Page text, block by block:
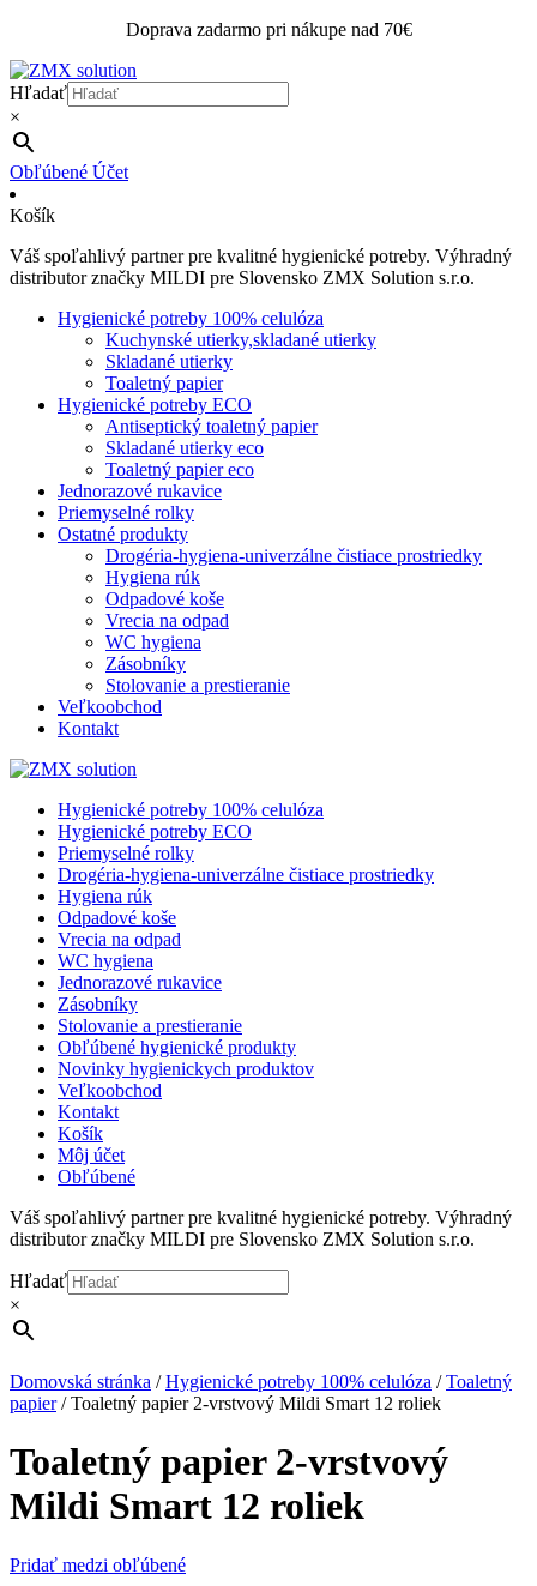
Doprava zadarmo pri nákupe nad 70€
Hľadať
×
Obľúbené Účet
Košík
Váš spoľahlivý partner pre kvalitné hygienické potreby. Výhradný
distributor značky MILDI pre Slovensko ZMX Solution s.r.o.
Hygienické potreby 100% celulóza
Kuchynské utierky,skladané utierky
Skladané utierky
Toaletný papier
Hygienické potreby ECO
Antiseptický toaletný papier
Skladané utierky eco
Toaletný papier eco
Jednorazové rukavice
Priemyselné rolky
Ostatné produkty
Drogéria-hygiena-univerzálne čistiace prostriedky
Hygiena rúk
Odpadové koše
Vrecia na odpad
WC hygiena
Zásobníky
Stolovanie a prestieranie
Veľkoobchod
Kontakt
Hygienické potreby 100% celulóza
Hygienické potreby ECO
Priemyselné rolky
Drogéria-hygiena-univerzálne čistiace prostriedky
Hygiena rúk
Odpadové koše
Vrecia na odpad
WC hygiena
Jednorazové rukavice
Zásobníky
Stolovanie a prestieranie
Obľúbené hygienické produkty
Novinky hygienickych produktov
Veľkoobchod
Kontakt
Košík
Môj účet
Obľúbené
Váš spoľahlivý partner pre kvalitné hygienické potreby. Výhradný
distributor značky MILDI pre Slovensko ZMX Solution s.r.o.
Hľadať
×
Domovská stránka /Hygienické potreby 100% celulóza /Toaletný
papier/Toaletný papier 2-vrstvový Mildi Smart 12 roliek
Toaletný papier 2-vrstvový
Mildi Smart 12 roliek
Pridať medzi obľúbené